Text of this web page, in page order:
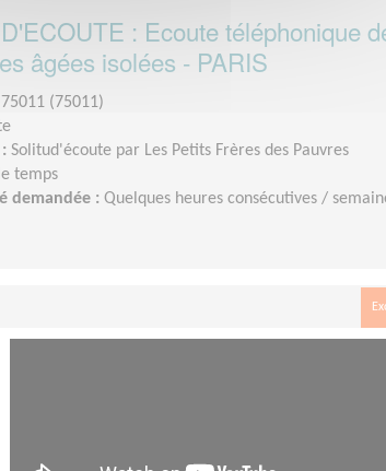
: Ecoute téléphonique
âgées isolées - PARIS
75011 (75011)
Solitud'écoute par Les Petits Frères des Pauvres
temps
demandée : Quelques heures consécutives /